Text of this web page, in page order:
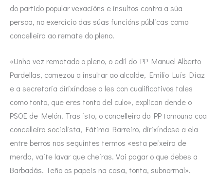
do partido popular vexacións e insultos contra a súa
persoa, no exercicio das súas funcións públicas como
concelleira ao remate do pleno.
«Unha vez rematado o pleno, o edil do PP Manuel Alberto
Pardellas, comezou a insultar ao alcalde, Emilio Luís Díaz
e a secretaria dirixíndose a les con cualificativos tales
como tonto, que eres tonto del culo», explican dende o
PSOE de Melón. Tras isto, o concelleiro do PP tomouna coa
concelleira socialista, Fátima Barreiro, dirixíndose a ela
entre berros nos seguintes termos «esta peixeira de
merda, vaite lavar que cheiras. Vai pagar o que debes a
Barbadás. Teño os papeis na casa, tonta, subnormal».